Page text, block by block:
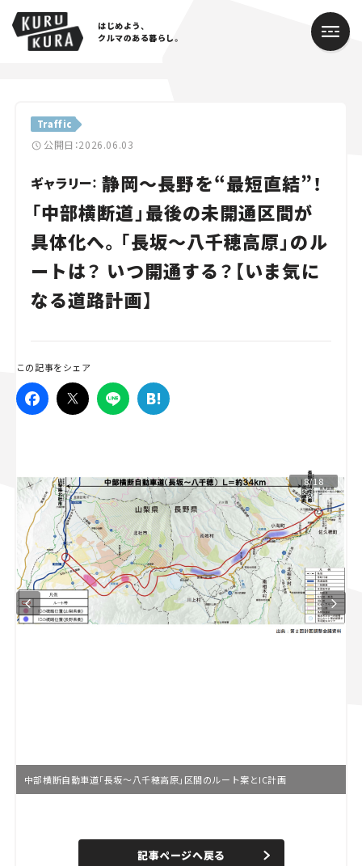
はじめよう、
クルマのある暮らし。
Traffic
公開日：2026.06.03
ギャラリー： 静岡～長野を“最短直結”！
「中部横断道」最後の未開通区間が
具体化へ。「長坂～八千穂高原」のル
ートは？ いつ開通する？【いま気に
なる道路計画】
この記事をシェア
8/18
中部横断自動車道「長坂～八千穂高原」区間のルート案とIC計画
n
e
記事ページへ戻る
Cars
Lifestyle
Traffic
Special
Series
スズキ ジムニー｜Suzuki Jimny
マツダ｜Mazda
マツダ ロードスター｜Mazda Roadster